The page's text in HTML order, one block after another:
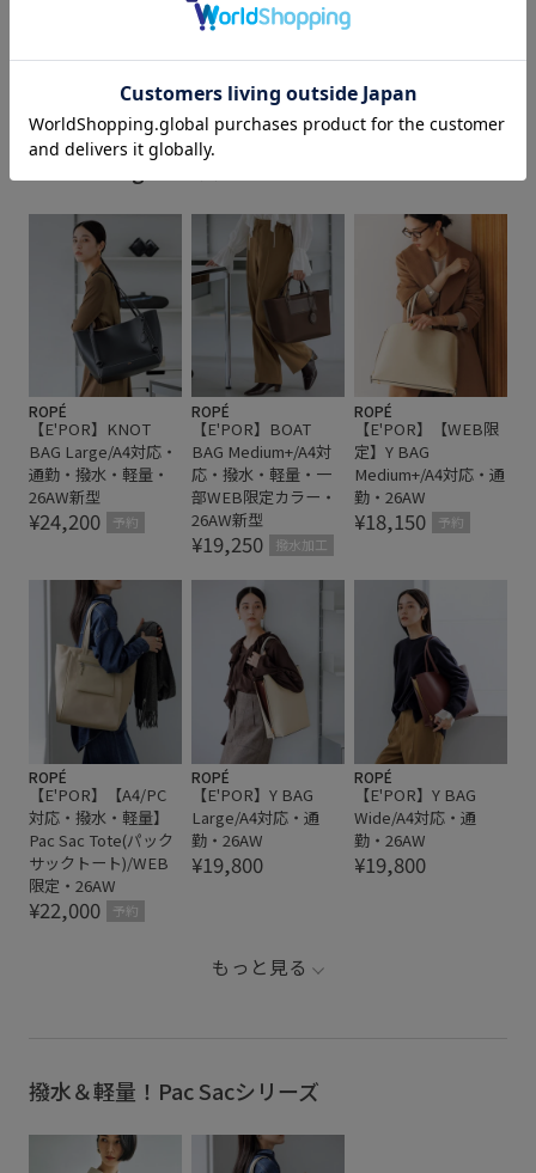
PacSac popup0206
RainGoods ROPÉ_recommend_2026.7-8 ROPÉ_名品
Wbag_pickup WEB限定 【E'POR】 きれいめ
しっかりフィット アクティブシーン
デイリー使い バックパック バッグ
パスケース ポケットがたくさん ポリウレタン
ポリエステル ママバッグ メッシュ
メッシュ素材 ユニセックス リュック
夏の機能素材アイテム 定番・ベストセラー 幅広
快適 折りたたみ傘 撥水加工 男女兼用 秋冬
通勤バッグ 通勤用 限定カラー
もっと見る
E'POR Largeサイズ
ROPÉ
【E'POR】KNOT
BAG Large/A4対応・
通勤・撥水・軽量・
26AW新型
¥24,200 予約
ROPÉ
【E'POR】BOAT
BAG Medium+/A4対
応・撥水・軽量・一
部WEB限定カラー・
26AW新型
¥19,250 撥水加工
ROPÉ
【E'POR】【WEB限
定】Y BAG
Medium+/A4対応・通
勤・26AW
¥18,150 予約
ROPÉ
【E'POR】【A4/PC
対応・撥水・軽量】
Pac Sac Tote(パック
サックトート)/WEB
限定・26AW
¥22,000 予約
ROPÉ
【E'POR】Y BAG
Large/A4対応・通
勤・26AW
¥19,800
ROPÉ
【E'POR】Y BAG
Wide/A4対応・通
勤・26AW
¥19,800
もっと見る
撥水＆軽量！Pac Sacシリーズ